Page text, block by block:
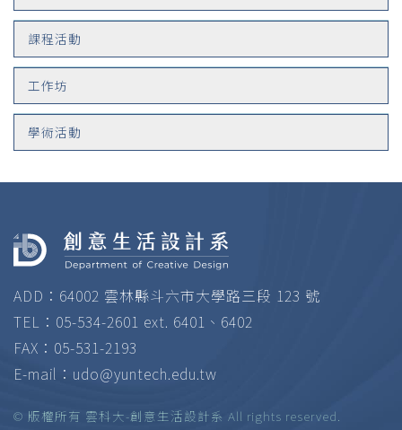
課程活動
工作坊
學術活動
ADD：64002 雲林縣斗六市大學路三段 123 號
TEL：05-534-2601 ext. 6401、6402
FAX：05-531-2193
E-mail： udo@yuntech.edu.tw
© 版權所有 雲科大-創意生活設計系 All rights reserved.